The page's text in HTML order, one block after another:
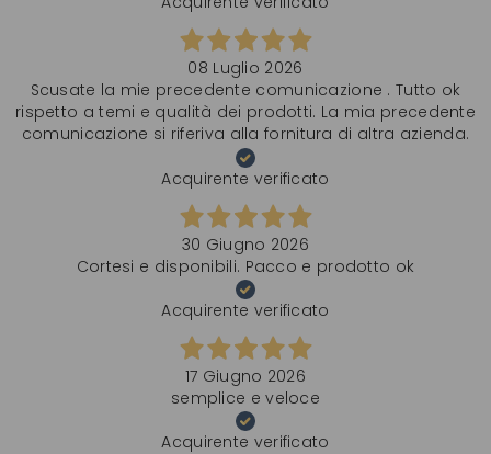
08 Luglio 2026
Scusate la mie precedente comunicazione . Tutto ok
rispetto a temi e qualità dei prodotti. La mia precedente
comunicazione si riferiva alla fornitura di altra azienda.
Acquirente verificato
30 Giugno 2026
Cortesi e disponibili. Pacco e prodotto ok
Acquirente verificato
17 Giugno 2026
semplice e veloce
Acquirente verificato